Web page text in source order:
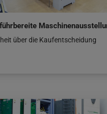
über die Kaufentscheidung